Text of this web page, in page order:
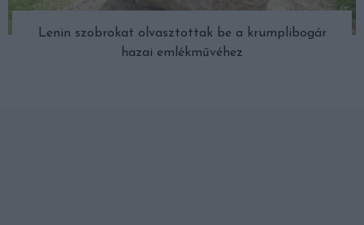
Lenin szobrokat olvasztottak be a krumplibogár
hazai emlékművéhez